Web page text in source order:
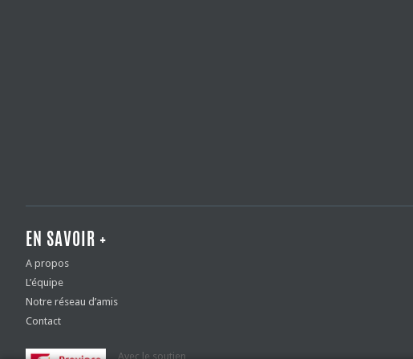
EN SAVOIR +
A propos
L’équipe
Notre réseau d’amis
Contact
Avec le soutien